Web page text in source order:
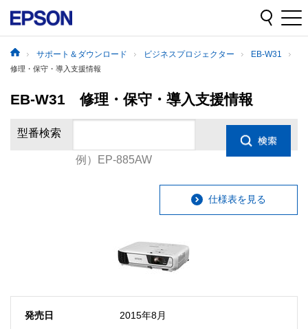
サポート＆ダウンロード ビジネスプロジェクター EB-W31
修理・保守・導入支援情報
EB-W31 修理・保守・導入支援情報
型番検索
例）EP-885AW
仕様表を見る
発売日 2015年8月